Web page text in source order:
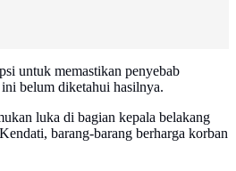
untuk memastikan penyebab
belum diketahui hasilnya.
luka di bagian kepala belakang
barang-barang berharga korban